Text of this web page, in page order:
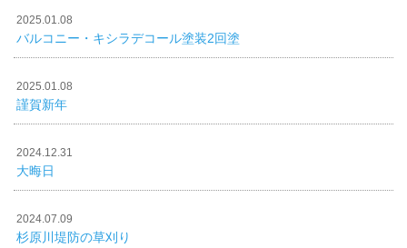
2025.01.08
バルコニー・キシラデコール塗装2回塗
2025.01.08
謹賀新年
2024.12.31
大晦日
2024.07.09
杉原川堤防の草刈り